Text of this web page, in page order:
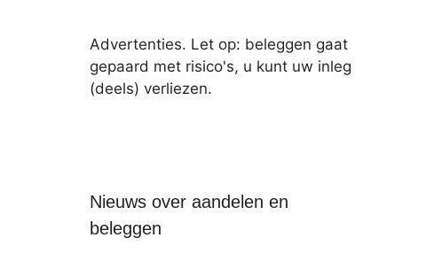
Advertenties. Let op: beleggen gaat
gepaard met risico's, u kunt uw inleg
(deels) verliezen.
Nieuws over aandelen en
beleggen